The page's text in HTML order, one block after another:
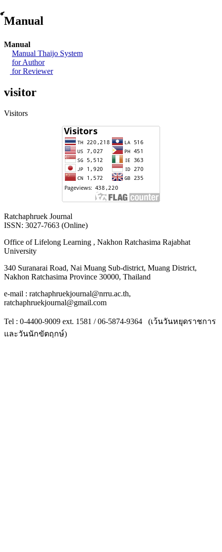
์Manual
Manual
Manual Thaijo System
for Author
for Reviewer
visitor
Visitors
Ratchaphruek Journal
ISSN: 3027-7663 (Online)
Office of Lifelong Learning , Nakhon Ratchasima Rajabhat
University
340 Suranarai Road, Nai Muang Sub-district, Muang District,
Nakhon Ratchasima Province 30000, Thailand
e-mail : ratchaphruekjournal@nrru.ac.th,
ratchaphruekjournal@gmail.com
Tel : 0-4400-9009 ext. 1581 / 06-5874-9364 (เว้นวันหยุดราชการ
และวันนักขัตฤกษ์)